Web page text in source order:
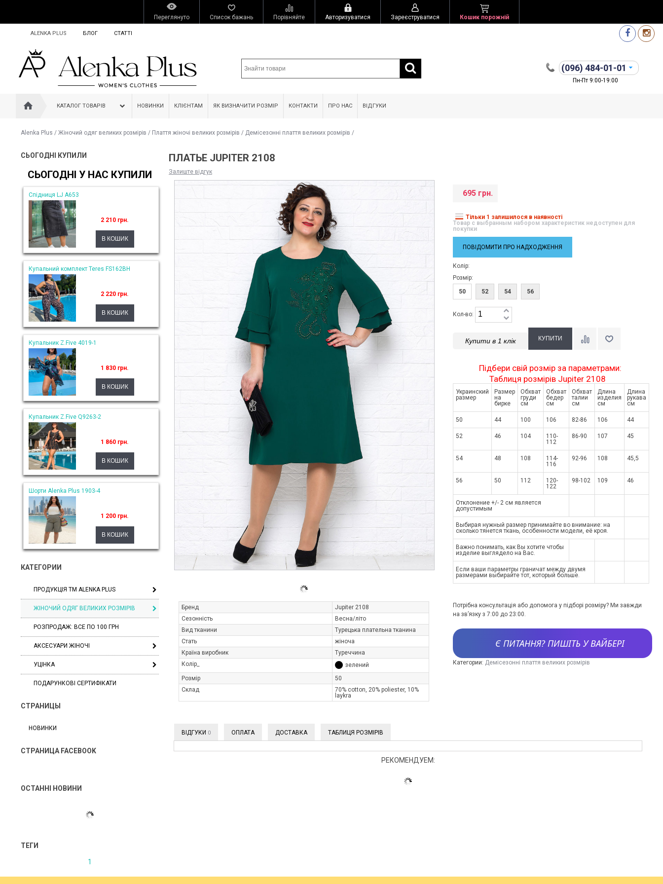
Переглянуто Список бажань Порівняйте Авторизуватися Зареєструватися Кошик порожній
ALENKA PLUS БЛОГ СТАТТІ
(096) 484-01-01
Пн-Пт 9:00-19:00
КАТАЛОГ ТОВАРІВ НОВИНКИ КЛІЄНТАМ ЯК ВИЗНАЧИТИ РОЗМІР КОНТАКТИ ПРО НАС ВІДГУКИ
Alenka Plus / Жіночий одяг великих розмірів / Плаття жіночі великих розмірів / Демісезонні плаття великих розмірів /
СЬОГОДНІ КУПИЛИ
СЬОГОДНІ У НАС КУПИЛИ
Спідниця LJ A653
2 210 грн.
Купальний комплект Teres FS162BH
2 220 грн.
Купальник Z.Five 4019-1
1 830 грн.
Купальник Z.Five Q9263-2
1 860 грн.
Шорти Alenka Plus 1903-4
1 200 грн.
КАТЕГОРИИ
ПРОДУКЦІЯ ТМ ALENKA PLUS
ЖІНОЧИЙ ОДЯГ ВЕЛИКИХ РОЗМІРІВ
РОЗПРОДАЖ: ВСЕ ПО 100 ГРН
АКСЕСУАРИ ЖІНОЧІ
УЦІНКА
ПОДАРУНКОВІ СЕРТИФІКАТИ
СТРАНИЦЫ
НОВИНКИ
СТРАНИЦА FACEBOOK
ОСТАННІ НОВИНИ
ТЕГИ
1
ПЛАТЬЕ JUPITER 2108
Залиште відгук
Бренд
Jupiter 2108
Сезонність
Весна/літо
Вид тканини
Турецька плательна тканина
Стать
жіноча
Країна виробник
Туреччина
Колір_
зелений
Розмір
50
Склад
70% cotton, 20% poliester, 10%
laykra
695 грн.
Тільки 1 залишилося в наявності
Товар с выбранным набором характеристик недоступен для
покупки
ПОВІДОМИТИ ПРО НАДХОДЖЕННЯ
Колір:
Розмір:
50
52 54 56
Кол-во:
Купити в 1 клік
Підбери свій розмір за параметрами:
Таблиця розмірів Jupiter 2108
Украинский
размер
Размер
на
бирке
Обхват
груди
см
Обхват
бедер
см
Обхват
талии
см
Длина
изделия
см
Длина
рукава
см
50 44 100 106 82-86 106 44
52 46 104
110-
112
86-90 107 45
54 48 108
114-
116
92-96 108 45,5
56 50 112
120-
122
98-102 109 46
Отклонение +/- 2 см является
допустимым
Выбирая нужный размер принимайте во внимание: на
сколько тянется ткань, особенности модели, её кроя.
Важно понимать, как Вы хотите чтобы
изделие выглядело на Вас.
Если ваши параметры граничат между двумя
размерами выбирайте тот, который больше.
Потрібна консультація або допомога у підборі розміру? Ми завжди
на зв’язку з 7:00 до 23:00.
Є ПИТАННЯ? ПИШІТЬ У ВАЙБЕРІ
Категории: Демісезонні плаття великих розмірів
ВІДГУКИ 0 ОПЛАТА ДОСТАВКА ТАБЛИЦЯ РОЗМІРІВ
РЕКОМЕНДУЕМ: